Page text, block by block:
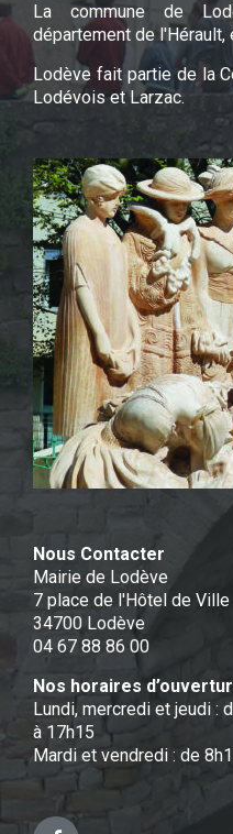
La commune de
département de l'Hérault,
Lodève fait partie de la
Lodévois et Larzac.
Nous Contacter
Mairie de Lodève
7 place de l'Hôtel de Ville
34700 Lodève
04 67 88 86 00
Nos horaires
Lundi, mercredi et jeudi :
à 17h15
Mardi et vendredi : de